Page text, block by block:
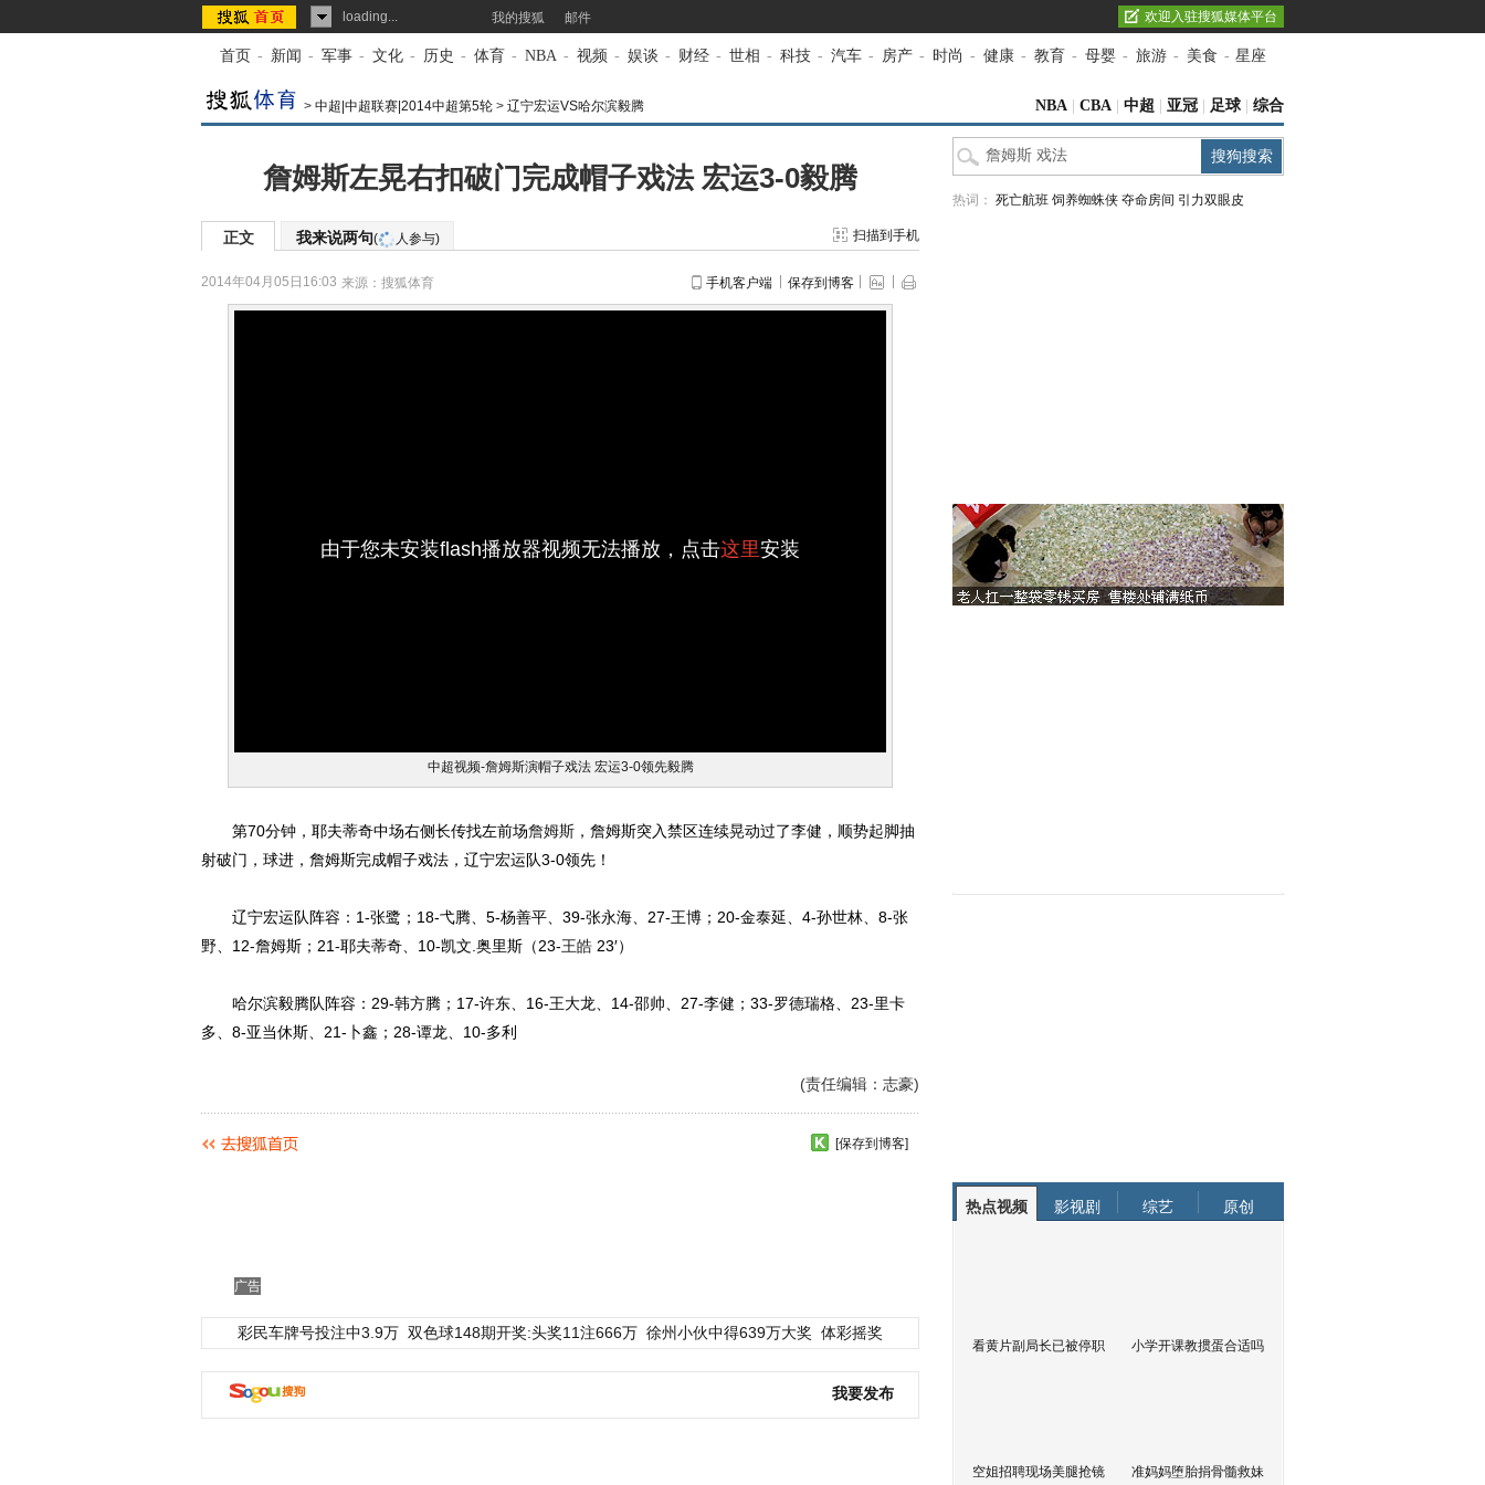
loading... 我的搜狐 邮件 欢迎入驻搜狐媒体平台
首页 - 新闻 - 军事 - 文化 - 历史 - 体育 - NBA - 视频 - 娱谈 - 财经 - 世相 - 科技 - 汽车 - 房产 - 时尚 - 健康 - 教育 - 母婴 - 旅游 - 美食 - 星座
> 中超|中超联赛|2014中超第5轮 > 辽宁宏运VS哈尔滨毅腾 NBA CBA 中超 亚冠 足球 综合
詹姆斯左晃右扣破门完成帽子戏法 宏运3-0毅腾
正文 我来说两句( 人参与) 扫描到手机
2014年04月05日16:03 来源： 搜狐体育 手机客户端 保存到博客
由于您未安装flash播放器视频无法播放，点击这里安装
中超视频-詹姆斯演帽子戏法 宏运3-0领先毅腾
第70分钟，耶夫蒂奇中场右侧长传找左前场詹姆斯 ，詹姆斯突入禁区连续晃动过了李健，顺势起脚抽
射破门，球进，詹姆斯完成帽子戏法，辽宁宏运队3-0领先！
辽宁宏运队阵容：1-张鹭；18-弋腾、5-杨善平、39-张永海、27-王博；20-金泰延、4-孙世林、8-张
野、12-詹姆斯；21-耶夫蒂奇、10-凯文.奥里斯（23-王皓 23′）
哈尔滨毅腾队阵容：29-韩方腾；17-许东、16-王大龙、14-邵帅、27-李健；33-罗德瑞格、23-里卡
多、8-亚当休斯、21-卜鑫；28-谭龙、10-多利
(责任编辑：志豪)
[保存到博客]
广告
彩民车牌号投注中3.9万 双色球148期开奖:头奖11注666万 徐州小伙中得639万大奖 体彩摇奖
我要发布
热词： 死亡航班 饲养蜘蛛侠 夺命房间 引力双眼皮
热点视频 影视剧 综艺 原创
看黄片副局长已被停职 小学开课教掼蛋合适吗
空姐招聘现场美腿抢镜 准妈妈堕胎捐骨髓救妹